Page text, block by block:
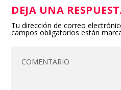
DEJA UNA
Tu dirección de correo
campos obligatorios están